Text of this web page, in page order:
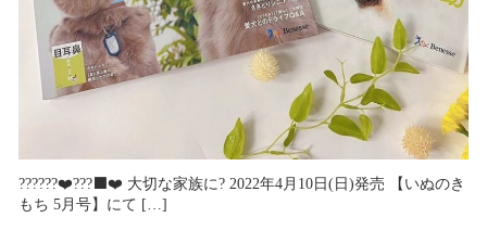
??‍????❤️???‍⬛❤️ 大切な家族に? 2022年4月10日(日)発売 【いぬのき
もち 5月号】にて […]